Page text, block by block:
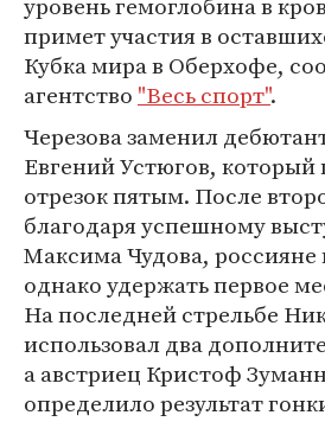
примет участия в
Кубка мира в Оберхофе,
агентство "Весь спорт".
Черезова заменил
Евгений Устюгов,
отрезок пятым. После
благодаря успешному
Максима Чудова,
однако удержать первое
На последней стрельбе
использовал два
а австриец Кристоф
определило результат